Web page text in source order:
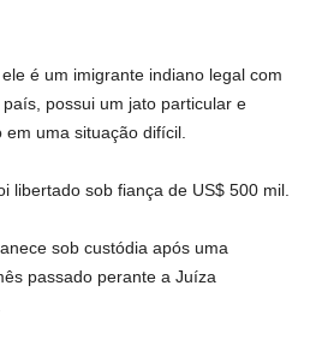
é um imigrante indiano legal com
possui um jato particular e
em uma situação difícil.
libertado sob fiança de US$ 500 mil.
sob custódia após uma
passado perante a Juíza